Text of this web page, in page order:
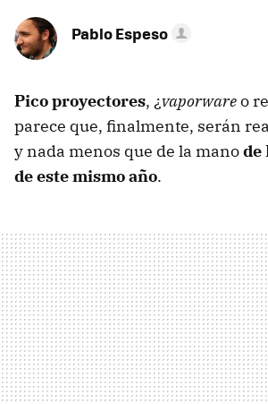
Pablo Espeso
Pico proyectores, ¿vaporwareo
parece que, finalmente, serán
y nada menos que de la manode
de este mismo año.